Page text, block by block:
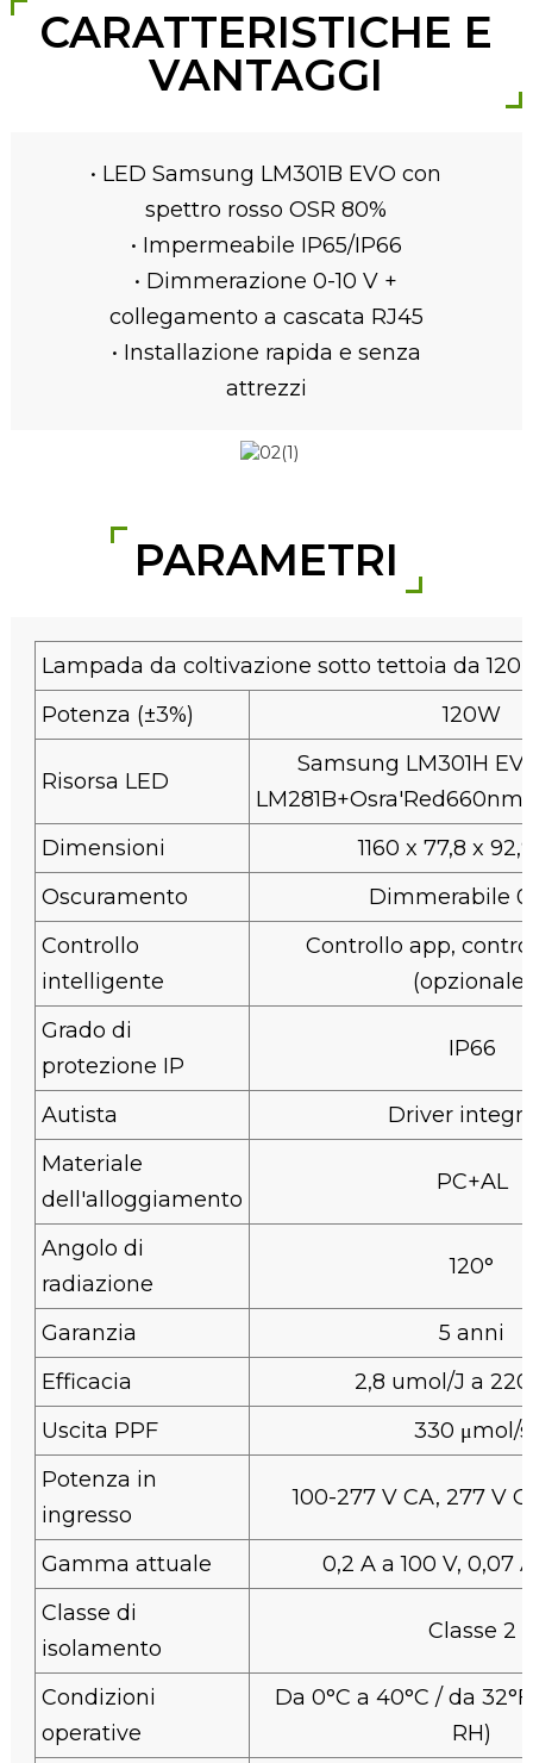
CARATTERISTICHE E
VANTAGGI
• LED Samsung LM301B EVO con
spettro rosso OSR 80%
• Impermeabile IP65/IP66
• Dimmerazione 0-10 V +
collegamento a cascata RJ45
• Installazione rapida e senza
attrezzi
PARAMETRI
Lampada da coltivazione sotto tettoia da 120
Potenza (±3%)
120W
Risorsa LED
Samsung LM301H
Dimensioni
1160 x 77,8 x
Oscuramento
Dimmerabile
Controllo
intelligente
Controllo app,
(opzionale)
Grado di
protezione IP
IP66
Autista
Driver
Materiale
dell'alloggiamento
PC+AL
Angolo di
radiazione
120°
Garanzia
5 anni
Efficacia
2,8 umol/J a
Uscita PPF
330 μmol/s
Potenza in
ingresso
100-277 V CA, 277 V
Gamma attuale
0,2 A a 100 V, 0,07
Classe di
isolamento
Classe 2
Condizioni
operative
Da 0°C a 40°C / da
RH)